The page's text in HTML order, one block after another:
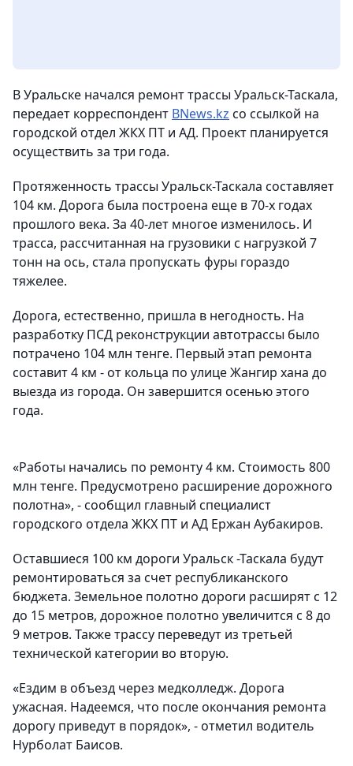
В Уральске начался ремонт трассы Уральск-Таскала,
передает корреспондент BNews.kz со ссылкой на
городской отдел ЖКХ ПТ и АД. Проект планируется
осуществить за три года.
Протяженность трассы Уральск-Таскала составляет
104 км. Дорога была построена еще в 70-х годах
прошлого века. За 40-лет многое изменилось. И
трасса, рассчитанная на грузовики с нагрузкой 7
тонн на ось, стала пропускать фуры гораздо
тяжелее.
Дорога, естественно, пришла в негодность. На
разработку ПСД реконструкции автотрассы было
потрачено 104 млн тенге. Первый этап ремонта
составит 4 км - от кольца по улице Жангир хана до
выезда из города. Он завершится осенью этого
года.
«Работы начались по ремонту 4 км. Стоимость 800
млн тенге. Предусмотрено расширение дорожного
полотна», - сообщил главный специалист
городского отдела ЖКХ ПТ и АД Ержан Аубакиров.
Оставшиеся 100 км дороги Уральск -Таскала будут
ремонтироваться за счет республиканского
бюджета. Земельное полотно дороги расширят с 12
до 15 метров, дорожное полотно увеличится с 8 до
9 метров. Также трассу переведут из третьей
технической категории во вторую.
«Ездим в объезд через медколледж. Дорога
ужасная. Надеемся, что после окончания ремонта
дорогу приведут в порядок», - отметил водитель
Нурболат Баисов.